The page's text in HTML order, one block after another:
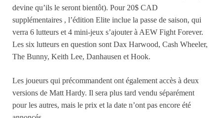
devine qu’ils le seront bientôt). Pour 20$ CAD
supplémentaires , l’édition Elite inclue la passe de saison, qui
verra 6 lutteurs et 4 mini-jeux s’ajouter à AEW Fight Forever.
Les six lutteurs en question sont Dax Harwood, Cash Wheeler,
The Bunny, Keith Lee, Danhausen et Hook.
Les joueurs qui précommandent ont également accès à deux
versions de Matt Hardy. Il sera plus tard vendu séparément
pour les autres, mais le prix et la date n’ont pas encore été